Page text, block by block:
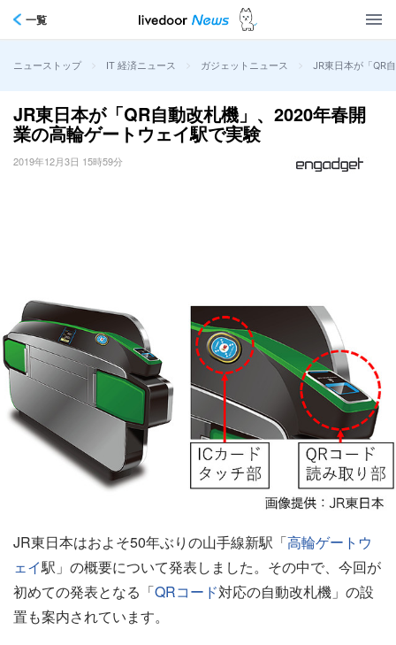
一覧
ニューストップ > IT 経済ニュース > ガジェットニュース > JR東日本が「QR
JR東日本が「QR自動改札機」、2020年春開
業の高輪ゲートウェイ駅で実験
2019年12月3日 15時59分
JR東日本はおよそ50年ぶりの山手線新駅「高輪ゲートウ
ェイ駅」の概要について発表しました。その中で、今回が
初めての発表となる「QRコード対応の自動改札機」の設
置も案内されています。